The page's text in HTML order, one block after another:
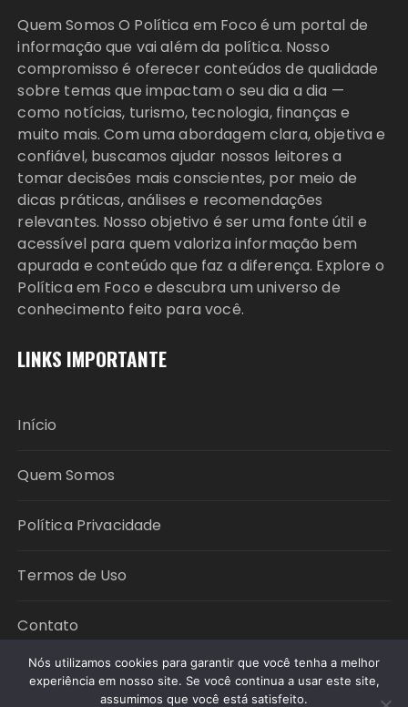
Quem Somos O Política em Foco é um portal de
informação que vai além da política. Nosso
compromisso é oferecer conteúdos de qualidade
sobre temas que impactam o seu dia a dia —
como notícias, turismo, tecnologia, finanças e
muito mais. Com uma abordagem clara, objetiva e
confiável, buscamos ajudar nossos leitores a
tomar decisões mais conscientes, por meio de
dicas práticas, análises e recomendações
relevantes. Nosso objetivo é ser uma fonte útil e
acessível para quem valoriza informação bem
apurada e conteúdo que faz a diferença. Explore o
Política em Foco e descubra um universo de
conhecimento feito para você.
LINKS IMPORTANTE
Início
Quem Somos
Política Privacidade
Termos de Uso
Contato
Copyright © 2026 Política em Foco. All rights
Nós utilizamos cookies para garantir que você tenha a melhor
experiência em nosso site. Se você continua a usar este site,
assumimos que você está satisfeito.